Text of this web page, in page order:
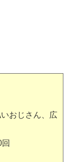
おじさん、広